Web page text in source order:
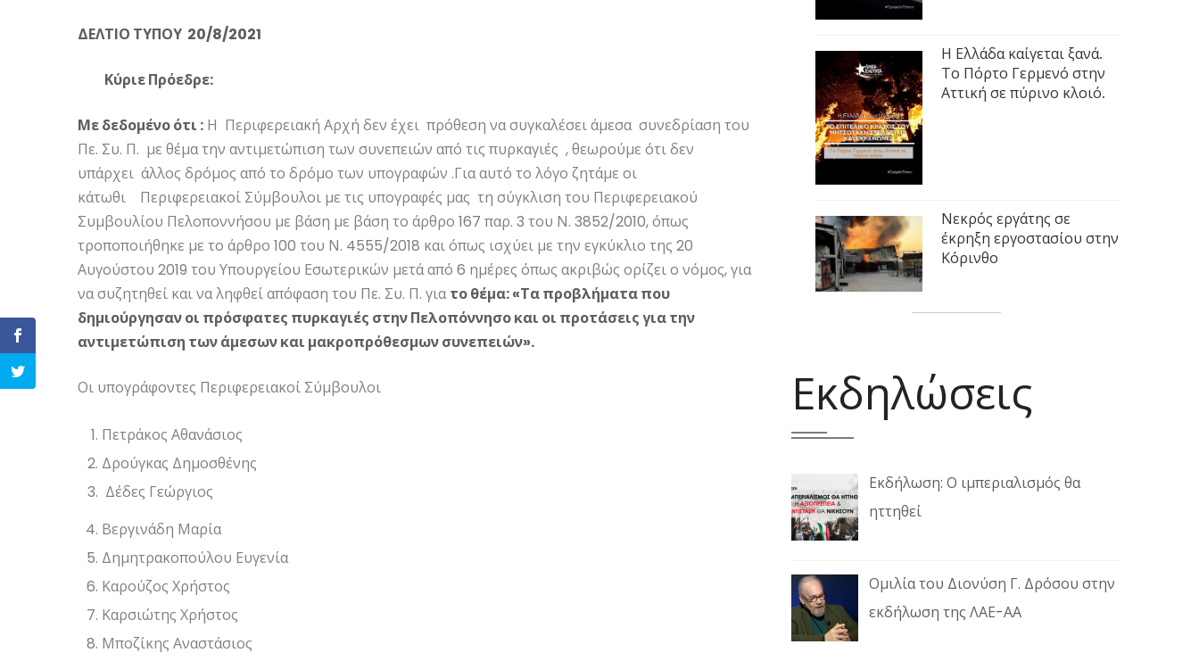
ΔΕΛΤΙΟ ΤΥΠΟΥ 20/8/2021
Κύριε Πρόεδρε:
Με δεδομένο ότι : Η Περιφερειακή Αρχή δεν έχει πρόθεση να συγκαλέσει άμεσα συνεδρίαση του
Πε. Συ. Π. με θέμα την αντιμετώπιση των συνεπειών από τις πυρκαγιές , θεωρούμε ότι δεν
υπάρχει άλλος δρόμος από το δρόμο των υπογραφών .Για αυτό το λόγο ζητάμε οι
κάτωθι Περιφερειακοί Σύμβουλοι με τις υπογραφές μας τη σύγκλιση του Περιφερειακού
Συμβουλίου Πελοποννήσου με βάση με βάση το άρθρο 167 παρ. 3 του Ν. 3852/2010, όπως
τροποποιήθηκε με το άρθρο 100 του Ν. 4555/2018 και όπως ισχύει με την εγκύκλιο της 20
Αυγούστου 2019 του Υπουργείου Εσωτερικών μετά από 6 ημέρες όπως ακριβώς ορίζει ο νόμος, για
να συζητηθεί και να ληφθεί απόφαση του Πε. Συ. Π. γιατο θέμα: «Τα προβλήματα που
δημιούργησαν οι πρόσφατες πυρκαγιές στην Πελοπόννησο και οι προτάσεις για την
αντιμετώπιση των άμεσων και μακροπρόθεσμων συνεπειών».
Οι υπογράφοντες Περιφερειακοί Σύμβουλοι
Πετράκος Αθανάσιος
Δρούγκας Δημοσθένης
Δέδες Γεώργιος
Βεργινάδη Μαρία
Δημητρακοπούλου Ευγενία
Καρούζος Χρήστος
Καρσιώτης Χρήστος
Μποζίκης Αναστάσιος
Η Ελλάδα καίγεται ξανά.
Το Πόρτο Γερμενό στην
Αττική σε πύρινο κλοιό.
Νεκρός εργάτης σε
έκρηξη εργοστασίου στην
Κόρινθο
Εκδηλώσεις
Εκδήλωση: Ο ιμπεριαλισμός θα
ηττηθεί
Ομιλία του Διονύση Γ. Δρόσου στην
εκδήλωση της ΛΑΕ-ΑΑ